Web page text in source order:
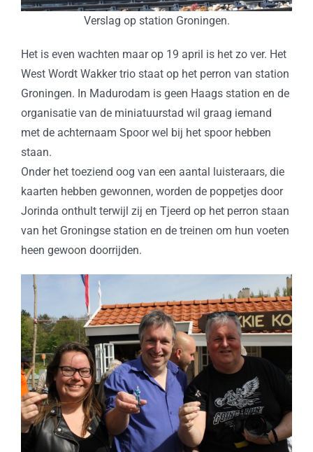
Verslag op station Groningen.
Het is even wachten maar op 19 april is het zo ver. Het
West Wordt Wakker trio staat op het perron van station
Groningen. In Madurodam is geen Haags station en de
organisatie van de miniatuurstad wil graag iemand
met de achternaam Spoor wel bij het spoor hebben
staan.
Onder het toeziend oog van een aantal luisteraars, die
kaarten hebben gewonnen, worden de poppetjes door
Jorinda onthult terwijl zij en Tjeerd op het perron staan
van het Groningse station en de treinen om hun voeten
heen gewoon doorrijden.